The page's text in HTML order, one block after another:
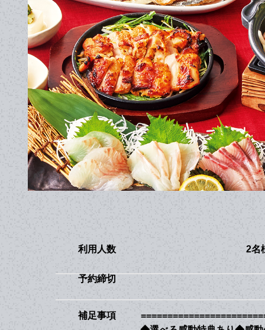
利用人数 2名
予約締切
補足事項